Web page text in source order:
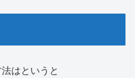
はというと